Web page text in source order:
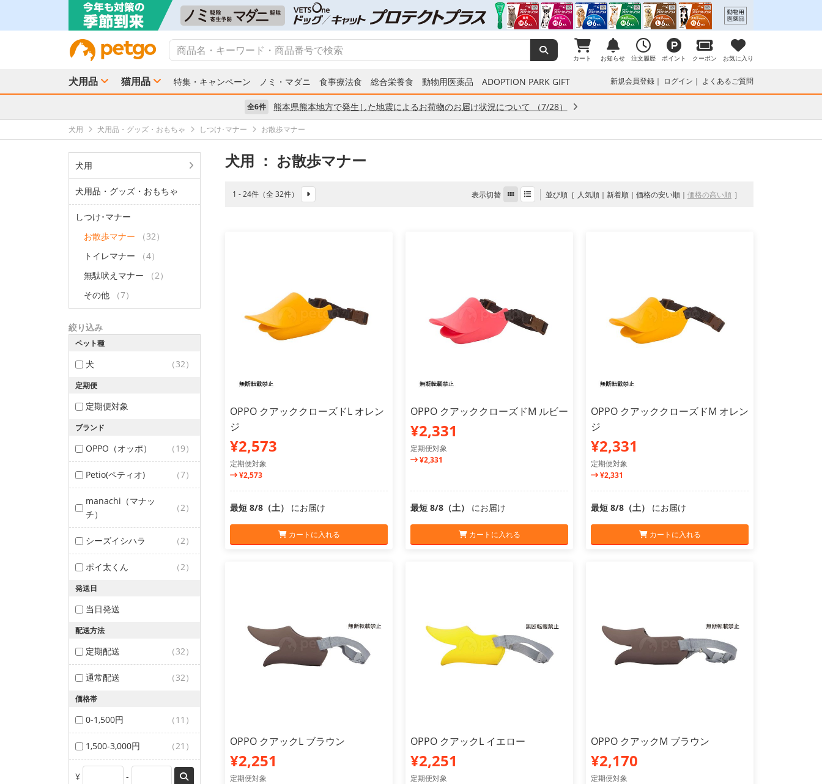
カート お知らせ 注文履歴 ポイント クーポン お気に入り
犬用品 猫用品 特集・キャンペーン ノミ・マダニ 食事療法食 総合栄養食 動物用医薬品 ADOPTION PARK GIFT 新規会員登録 ログイン よくあるご質問
全6件 熊本県熊本地方で発生した地震によるお荷物のお届け状況について （7/28）
犬用 犬用品・グッズ・おもちゃ しつけ･マナー お散歩マナー
犬用
犬用品・グッズ・おもちゃ
しつけ･マナー
お散歩マナー
（32）
トイレマナー
（4）
無駄吠えマナー
（2）
その他
（7）
絞り込み
ペット種
犬 （32）
定期便
定期便対象
ブランド
OPPO（オッポ） （19）
Petio(ペティオ) （7）
manachi（マナッ
チ）
（2）
シーズイシハラ （2）
ポイ太くん （2）
発送日
当日発送
配送方法
定期配送 （32）
通常配送 （32）
価格帯
0-1,500円 （11）
1,500-3,000円 （21）
¥ -
犬用 ： お散歩マナー
1 - 24件（全 32件） 表示切替 並び順 人気順 新着順 価格の安い順 価格の高い順
OPPO クアッククローズドL オレン
ジ
¥2,573
定期便対象
¥2,573
最短 8/8（土） にお届け
カートに入れる
OPPO クアッククローズドM ルビー
¥2,331
定期便対象
¥2,331
最短 8/8（土） にお届け
カートに入れる
OPPO クアッククローズドM オレン
ジ
¥2,331
定期便対象
¥2,331
最短 8/8（土） にお届け
カートに入れる
OPPO クアックL ブラウン
¥2,251
定期便対象
OPPO クアックL イエロー
¥2,251
定期便対象
OPPO クアックM ブラウン
¥2,170
定期便対象